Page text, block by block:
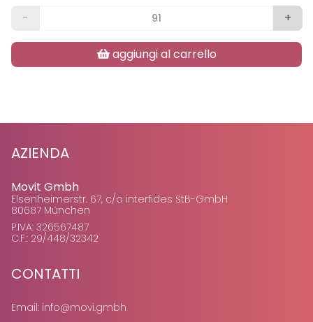
- +
aggiungi al carrello
AZIENDA
Movit Gmbh
Elsenheimerstr. 67, c/o interfides StB-GmbH
80687 München
P.IVA: 326567487
C.F.: 29/448/32342
CONTATTI
Email: info@movi.gmbh